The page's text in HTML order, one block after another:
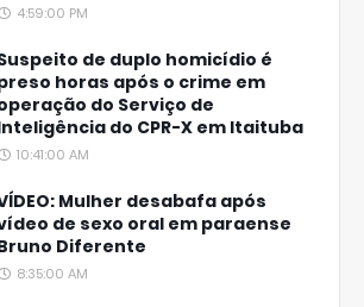
4:59:00 PM
de duplo homicídio é
horas após o crime em
do Serviço de
do CPR-X em Itaituba
10:41:00 AM
Mulher desabafa após
de sexo oral em paraense
Diferente
8:35:00 AM